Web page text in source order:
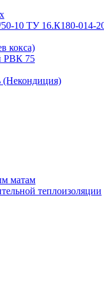
10 ТУ 16.К180-014-
кокса)
РВК 75
(Некондиция)
матам
теплоизоляции